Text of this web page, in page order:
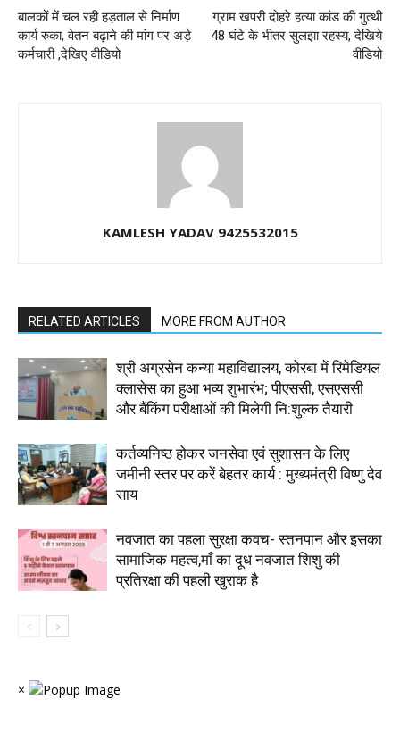
बालकों में चल रही हड़ताल से निर्माण
कार्य रुका, वेतन बढ़ाने की मांग पर अड़े
कर्मचारी ,देखिए वीडियो
ग्राम खपरी दोहरे हत्या कांड की गुत्थी
48 घंटे के भीतर सुलझा रहस्य, देखिये
वीडियो
KAMLESH YADAV 9425532015
RELATED ARTICLES MORE FROM AUTHOR
श्री अग्रसेन कन्या महाविद्यालय, कोरबा में रिमेडियल
क्लासेस का हुआ भव्य शुभारंभ; पीएससी, एसएससी
और बैंकिंग परीक्षाओं की मिलेगी नि:शुल्क तैयारी
कर्तव्यनिष्ठ होकर जनसेवा एवं सुशासन के लिए
जमीनी स्तर पर करें बेहतर कार्य : मुख्यमंत्री विष्णु देव
साय
नवजात का पहला सुरक्षा कवच- स्तनपान और इसका
सामाजिक महत्व,माँ का दूध नवजात शिशु की
प्रतिरक्षा की पहली खुराक है
×